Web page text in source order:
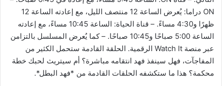
ON دراما: يُعرض الساعة 12 منتصف الليل، مع إعادته الساعة 12
ظهرًا و4:30 مساءً. – قناة الحياة: الساعة 10:45 مساءً، مع إعادته
الساعة 5:00 صباحًا و10:45 صباحًا. – كما يُعرض المسلسل بالتزامن
عبر منصة Watch It الرقمية. الحلقة القادمة ستحمل الكثير من
المفاجآت، فهل سينفذ فهد انتقامه مباشرة؟ أم سيتريث لحبك خطة
محكمة؟ هذا ما ستكشفه الحلقات القادمة من *فهد البطل*.